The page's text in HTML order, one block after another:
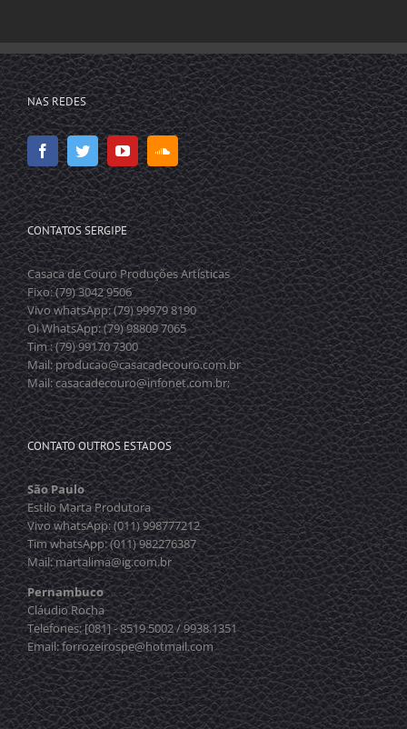
NAS REDES
CONTATOS SERGIPE
Casaca de Couro Produções Artísticas
Fixo: (79) 3042 9506
Vivo whatsApp: (79) 99979 8190
Oi WhatsApp: (79) 98809 7065
Tim : (79) 99170 7300
Mail: producao@casacadecouro.com.br
Mail: casacadecouro@infonet.com.br;
CONTATO OUTROS ESTADOS
São Paulo
Estilo Marta Produtora
Vivo whatsApp: (011) 998777212
Tim whatsApp: (011) 982276387
Mail: martalima@ig.com.br
Pernambuco
Cláudio Rocha
Telefones: [081] - 8519.5002 / 9938.1351
Email: forrozeirospe@hotmail.com